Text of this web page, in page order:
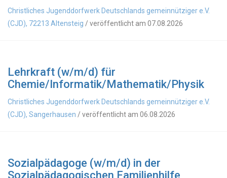
Christliches Jugenddorfwerk Deutschlands gemeinnütziger e.V.
(CJD), 72213 Altensteig / veröffentlicht am 07.08.2026
Lehrkraft (w/m/d) für
Chemie/Informatik/Mathematik/Physik
Christliches Jugenddorfwerk Deutschlands gemeinnütziger e.V.
(CJD), Sangerhausen / veröffentlicht am 06.08.2026
Sozialpädagoge (w/m/d) in der
Sozialpädagogischen Familienhilfe